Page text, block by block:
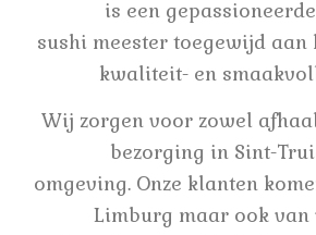
is een
sushi meester toegewijd aan
kwaliteit- en
Wij zorgen voor zowel
bezorging in Sint-
omgeving. Onze klanten
Limburg maar ook van